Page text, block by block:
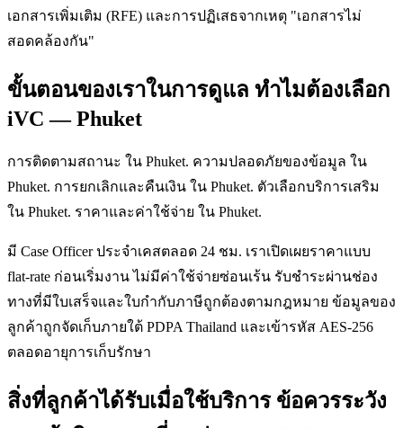
เอกสารเพิ่มเติม (RFE) และการปฏิเสธจากเหตุ "เอกสารไม่
สอดคล้องกัน"
ขั้นตอนของเราในการดูแล ทำไมต้องเลือก
iVC — Phuket
การติดตามสถานะ ใน Phuket. ความปลอดภัยของข้อมูล ใน
Phuket. การยกเลิกและคืนเงิน ใน Phuket. ตัวเลือกบริการเสริม
ใน Phuket. ราคาและค่าใช้จ่าย ใน Phuket.
มี Case Officer ประจำเคสตลอด 24 ชม. เราเปิดเผยราคาแบบ
flat-rate ก่อนเริ่มงาน ไม่มีค่าใช้จ่ายซ่อนเร้น รับชำระผ่านช่อง
ทางที่มีใบเสร็จและใบกำกับภาษีถูกต้องตามกฎหมาย ข้อมูลของ
ลูกค้าถูกจัดเก็บภายใต้ PDPA Thailand และเข้ารหัส AES-256
ตลอดอายุการเก็บรักษา
สิ่งที่ลูกค้าได้รับเมื่อใช้บริการ ข้อควรระวัง